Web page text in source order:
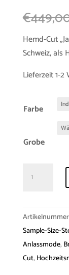
€
Hemd-Cut
Schweiz, als
Lieferzeit 1-2
Farbe
Grobe
Cut
„Jan-
Eric“
(Leinen)
Sample-Size-
Anlassmode,
Cut,